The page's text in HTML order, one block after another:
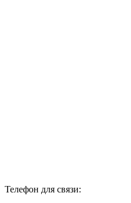
Телефон для связи: